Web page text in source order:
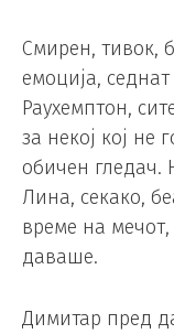
Смирен, тивок,
емоција,
Раухемптон,
за некој кој не
обичен гледач.
Лина, секако,
време на мечот,
даваше.
Димитар пред